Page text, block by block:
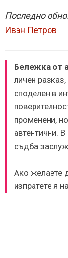
Последно
Иван Петров
Бележка от
личен
споделен в
променени,
автентични.
съдба
Ако желаете
изпратете я